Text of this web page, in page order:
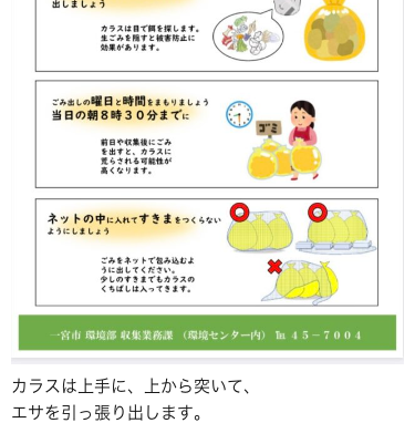
カラスは上手に、上から突いて、
エサを引っ張り出します。